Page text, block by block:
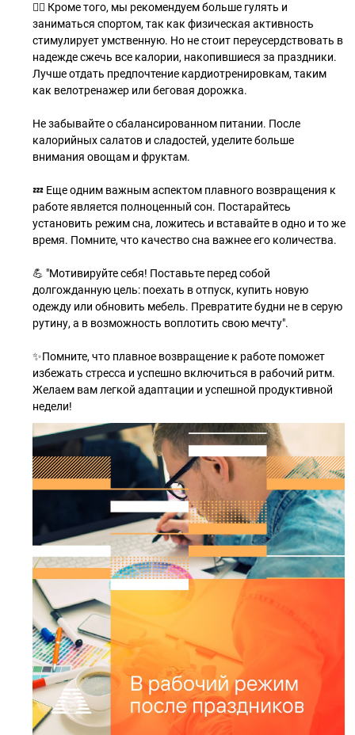
🚶‍♀ Кроме того, мы рекомендуем больше гулять и
заниматься спортом, так как физическая активность
стимулирует умственную. Но не стоит переусердствовать в
надежде сжечь все калории, накопившиеся за праздники.
Лучше отдать предпочтение кардиотренировкам, таким
как велотренажер или беговая дорожка.
Не забывайте о сбалансированном питании. После
калорийных салатов и сладостей, уделите больше
внимания овощам и фруктам.
💤 Еще одним важным аспектом плавного возвращения к
работе является полноценный сон. Постарайтесь
установить режим сна, ложитесь и вставайте в одно и то же
время. Помните, что качество сна важнее его количества.
💪 "Мотивируйте себя! Поставьте перед собой
долгожданную цель: поехать в отпуск, купить новую
одежду или обновить мебель. Превратите будни не в серую
рутину, а в возможность воплотить свою мечту".
✨Помните, что плавное возвращение к работе поможет
избежать стресса и успешно включиться в рабочий ритм.
Желаем вам легкой адаптации и успешной продуктивной
недели!